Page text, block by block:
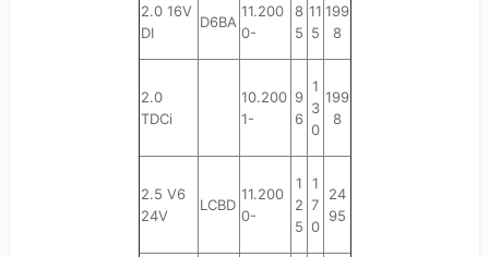
2.0 16V
DI
D6BA
11.200
0-
8
5
11
5
199
8
2.0
TDCi
10.200
1-
9
6
1
3
0
199
8
2.5 V6
24V
LCBD
11.200
0-
1
2
5
1
7
0
24
95